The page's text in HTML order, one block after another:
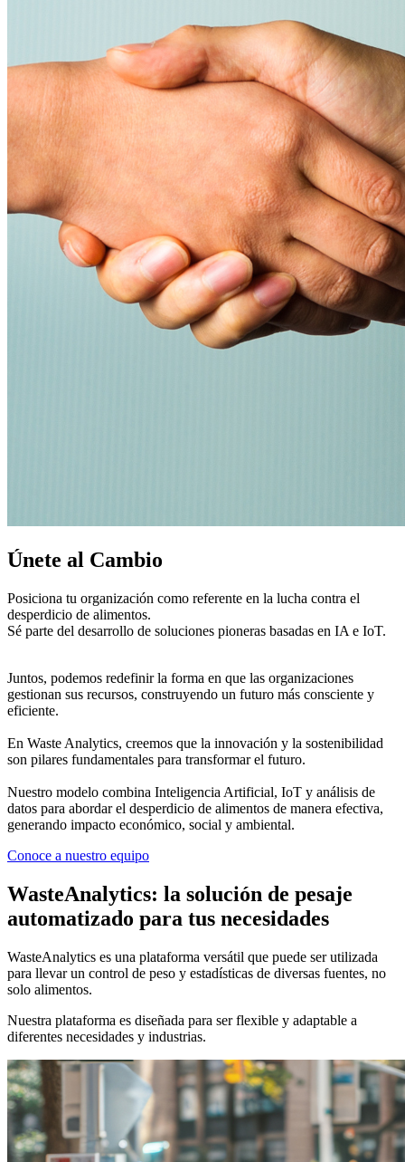
Únete al Cambio
Posiciona tu organización como referente en la lucha contra el
desperdicio de alimentos.
Sé parte del desarrollo de soluciones pioneras basadas en IA e IoT.
Juntos, podemos redefinir la forma en que las organizaciones
gestionan sus recursos, construyendo un futuro más consciente y
eficiente.
En Waste Analytics, creemos que la innovación y la sostenibilidad
son pilares fundamentales para transformar el futuro.
Nuestro modelo combina Inteligencia Artificial, IoT y análisis de
datos para abordar el desperdicio de alimentos de manera efectiva,
generando impacto económico, social y ambiental.
Conoce a nuestro equipo
WasteAnalytics: la solución de pesaje
automatizado para tus necesidades
WasteAnalytics es una plataforma versátil que puede ser utilizada
para llevar un control de peso y estadísticas de diversas fuentes, no
solo alimentos.
Nuestra plataforma es diseñada para ser flexible y adaptable a
diferentes necesidades y industrias.